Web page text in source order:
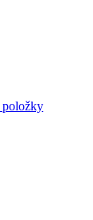
položky